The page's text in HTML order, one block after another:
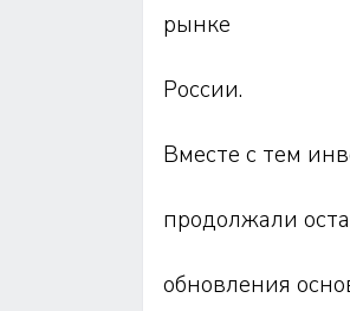
рынке
России.
Вместе с тем
продолжали
обновления